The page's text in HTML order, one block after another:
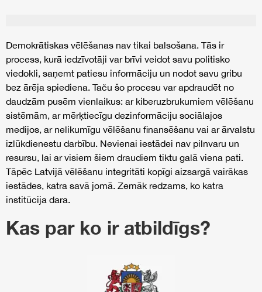
Demokrātiskas vēlēšanas nav tikai balsošana. Tās ir
process, kurā iedzīvotāji var brīvi veidot savu politisko
viedokli, saņemt patiesu informāciju un nodot savu gribu
bez ārēja spiediena. Taču šo procesu var apdraudēt no
daudzām pusēm vienlaikus: ar kiberuzbrukumiem vēlēšanu
sistēmām, ar mērķtiecīgu dezinformāciju sociālajos
medijos, ar nelikumīgu vēlēšanu finansēšanu vai ar ārvalstu
izlūkdienestu darbību. Nevienai iestādei nav pilnvaru un
resursu, lai ar visiem šiem draudiem tiktu galā viena pati.
Tāpēc Latvijā vēlēšanu integritāti kopīgi aizsargā vairākas
iestādes, katra savā jomā. Zemāk redzams, ko katra
institūcija dara.
Kas par ko ir atbildīgs?